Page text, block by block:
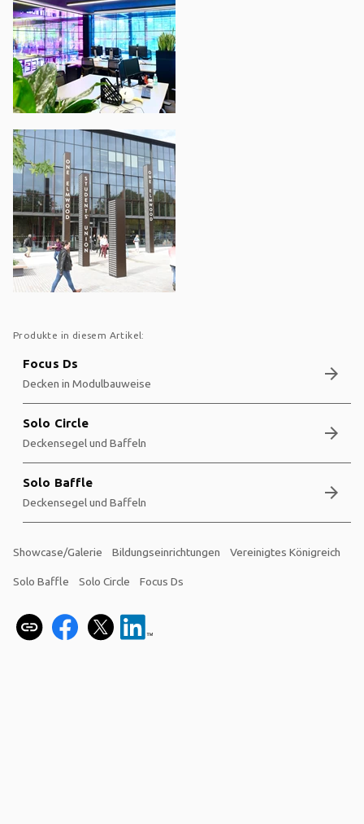
Produkte in diesem Artikel:
Focus Ds
Decken in Modulbauweise arrow_forward
Solo Circle
Deckensegel und Baffeln arrow_forward
Solo Baffle
Deckensegel und Baffeln arrow_forward
Showcase/Galerie Bildungseinrichtungen Vereinigtes Königreich
Solo Baffle Solo Circle Focus Ds